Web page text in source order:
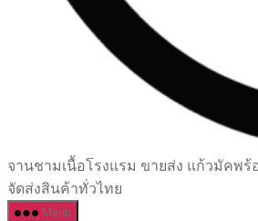
เซรามิค
ครบ
ครัน
จานชามเนื้อโรงแรม ขายส่ง แก้วมัคพ
จัดส่งสินค้าทั่วไทย
Menu